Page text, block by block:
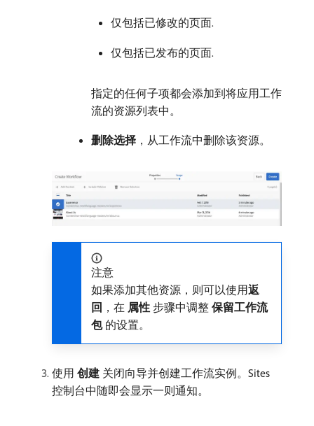
仅包括已修改的页面.
仅包括已发布的页面.
指定的任何子项都会添加到将应用工作
流的资源列表中。
删除选择 ，从工作流中删除该资源。
注意
如果添加其他资源，则可以使用​返
回 ，在​ 属性 ​步骤中调整​ 保留工作流
包​的设置。
使用​ 创建 ​关闭向导并创建工作流实例。Sites
控制台中随即会显示一则通知。